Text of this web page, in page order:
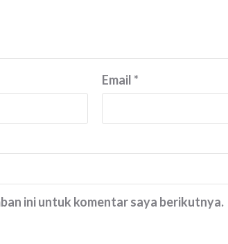
Email*
ini untuk komentar saya berikutnya.